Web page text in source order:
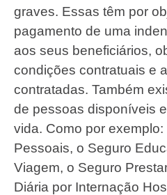
graves. Essas têm por
pagamento de uma
aos seus beneficiários,
condições contratuais e
contratadas. Também
de pessoas disponíveis
vida. Como por
Pessoais, o Seguro
Viagem, o Seguro
Diária por Internação